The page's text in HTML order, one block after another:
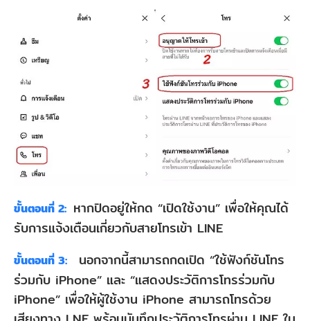
ตรวจ
ห้าม
รบกวน
การ
แจ้ง
LINE
ใน
ขั้นตอนที่ 2: หากปิดอยู่ให้กด “เปิดใช้งาน” เพื่อให้คุณได้
รับการแจ้งเตือนเกี่ยวกับสายโทรเข้า LINE
ขั้นตอนที่ 3:
นอกจากนี้สามารถกดเปิด “ใช้ฟังก์ชันโทร
ร่วมกับ iPhone” และ “แสดงประวัติการโทรร่วมกับ
iPhone” เพื่อให้ผู้ใช้งาน iPhone สามารถโทรด้วย